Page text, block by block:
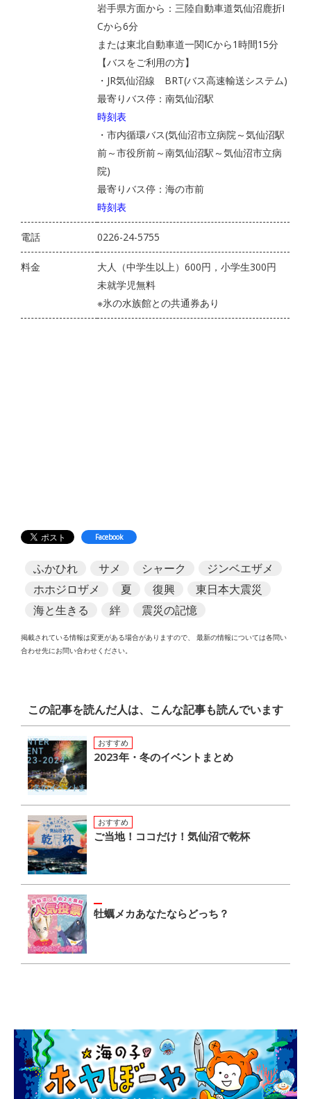
岩手県方面から：三陸自動車道気仙沼鹿折I
Cから6分
または東北自動車道一関ICから1時間15分
【バスをご利用の方】
・JR気仙沼線 BRT(バス高速輸送システム)
最寄りバス停：南気仙沼駅
時刻表
・市内循環バス(気仙沼市立病院～気仙沼駅
前～市役所前～南気仙沼駅～気仙沼市立病
院)
最寄りバス停：海の市前
時刻表
電話 0226-24-5755
料金
大人（中学生以上）600円，小学生300円
未就学児無料
※氷の水族館との共通券あり
Facebook
ふかひれ サメ シャーク
ジンベエザメ
ホホジロザメ
夏 復興
東日本大震災
海と生きる
絆 震災の記憶
掲載されている情報は変更がある場合がありますので、
最新の情報については各問い
合わせ先にお問い合わせください。
この記事を読んだ人は、こんな記事も読んでいます
おすすめ
2023年・冬のイベントまとめ
おすすめ
ご当地！ココだけ！気仙沼で乾杯
牡蠣メカあなたならどっち？